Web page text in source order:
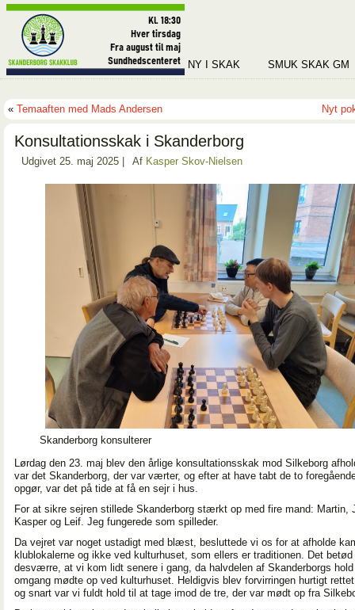
NY I SKAK SMUK SKAK GM
« Temaaften med Mads Andersen Nyt
Konsultationsskak i Skanderborg
Udgivet 25. maj 2025 Af Kasper Skov-Nielsen
Skanderborg konsulterer
Lørdag den 23. maj blev den årlige konsultationsskak mod Silkeborg
var det Skanderborg, der var værter, og efter at have tabt de to
opgør, var det på tide at få en sejr i hus.
For at sikre sejren stillede Skanderborg stærkt op med fire mand: Martin,
Kasper og Leif. Jeg fungerede som spilleder.
Da vejret var noget ustadigt med blæst, besluttede vi os for at afholde
klublokalerne og ikke ved kulturhuset, som ellers er traditionen. Det betød
desværre, at vi kom lidt senere i gang, da halvdelen af Skanderborgs
omgang mødte op ved kulturhuset. Heldigvis blev forvirringen hurtigt
og snart var vi fuldt hold til at tage imod de tre, der var mødt op fra